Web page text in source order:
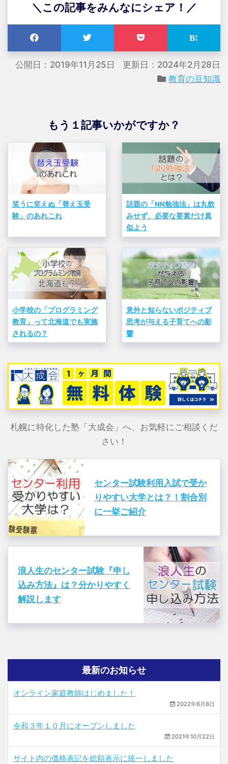
＼この記事をみんなにシェア！／
公開日：2019年11月25日
更新日：2024年2月28日
教育の豆知識
もう１記事いかがですか？
笑うに笑えぬ「替え玉受
験」のあれこれ
話題の「NN勉強法」は丸飲
みせず、必要な要素だけ真
似よう
小学校の「プログラミング
教育」って北海道でも実施
されるの？
意外と知らないポジティブ
思考が与える子育てへの影
響
札幌に特化した塾「大成会」へ、お気軽にご相談くだ
さい！
センター試験利用入試で受か
りやすい大学とは？！割合別
に一挙ご紹介
浪人生のセンター試験『申し
込み方法』は？分かりやすく
解説します
最新のお知らせ
オンライン家庭教師はじめました！
2022年6月8日
令和３年１０月にオープンしました
2021年10月22日
サイト内の価格表記を総額表示に統一しました